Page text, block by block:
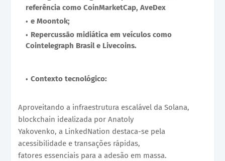
referência como CoinMarketCap, AveDex
e Moontok;
Repercussão midiática em veículos como
Cointelegraph Brasil e Livecoins.
Contexto tecnológico:
Aproveitando a infraestrutura escalável da Solana,
blockchain idealizada por Anatoly
Yakovenko, a LinkedNation destaca-se pela
acessibilidade e transações rápidas,
fatores essenciais para a adesão em massa.